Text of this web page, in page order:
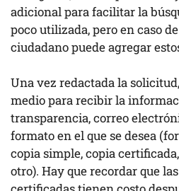
adicional para facilitar la
poco utilizada, pero en caso
ciudadano puede agregar
Una vez redactada la
medio para recibir la
transparencia, correo
formato en el que se desea
copia simple, copia
otro). Hay que recordar que